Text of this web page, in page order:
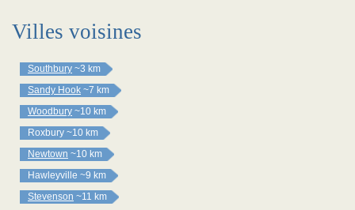
Villes voisines
Southbury ~3 km
Sandy Hook ~7 km
Woodbury ~10 km
Roxbury ~10 km
Newtown ~10 km
Hawleyville ~9 km
Stevenson ~11 km